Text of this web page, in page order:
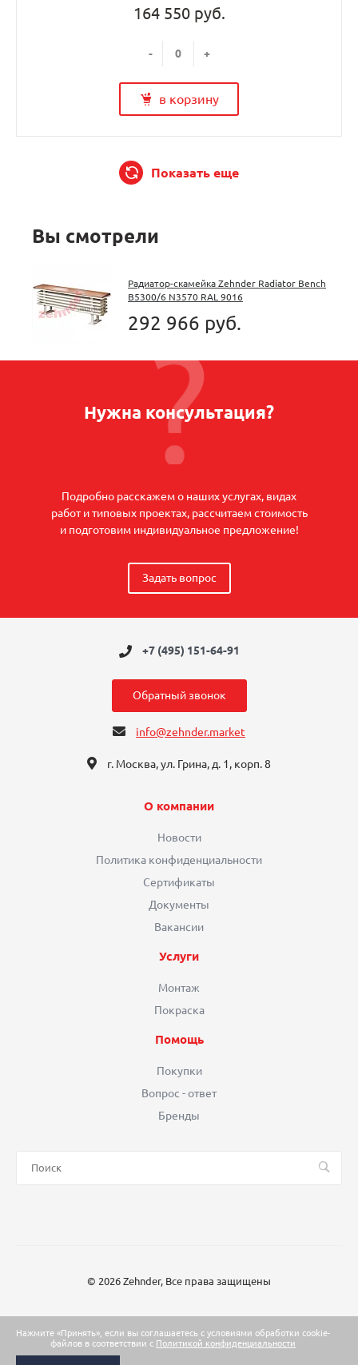
Нажмите «Принять», если вы соглашаетесь с условиями обработки cookie-
файлов в соответствии с Политикой конфиденциальности
164 550 руб.
- +
в корзину
Показать еще
Вы смотрели
Радиатор-скамейка Zehnder Radiator Bench
B5300/6 N3570 RAL 9016
292 966 руб.
Нужна консультация?
Подробно расскажем о наших услугах, видах
работ и типовых проектах, рассчитаем стоимость
и подготовим индивидуальное предложение!
Задать вопрос
+7 (495) 151-64-91
Обратный звонок
info@zehnder.market
г. Москва, ул. Грина, д. 1, корп. 8
О компании
Новости
Политика конфиденциальности
Сертификаты
Документы
Вакансии
Услуги
Монтаж
Покраска
Помощь
Покупки
Вопрос - ответ
Бренды
© 2026 Zehnder, Все права защищены